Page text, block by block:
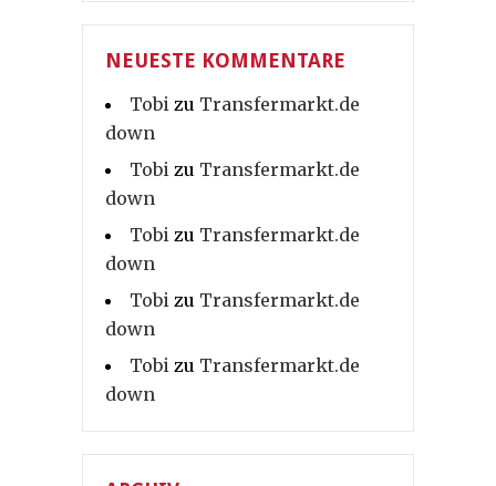
NEUESTE KOMMENTARE
Tobi zu Transfermarkt.de
down
Tobi zu Transfermarkt.de
down
Tobi zu Transfermarkt.de
down
Tobi zu Transfermarkt.de
down
Tobi zu Transfermarkt.de
down